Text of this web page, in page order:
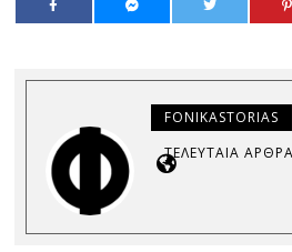
FONIKASTORIAS
ΤΕΛΕΥΤΑΊΑ ΆΡΘΡΑ